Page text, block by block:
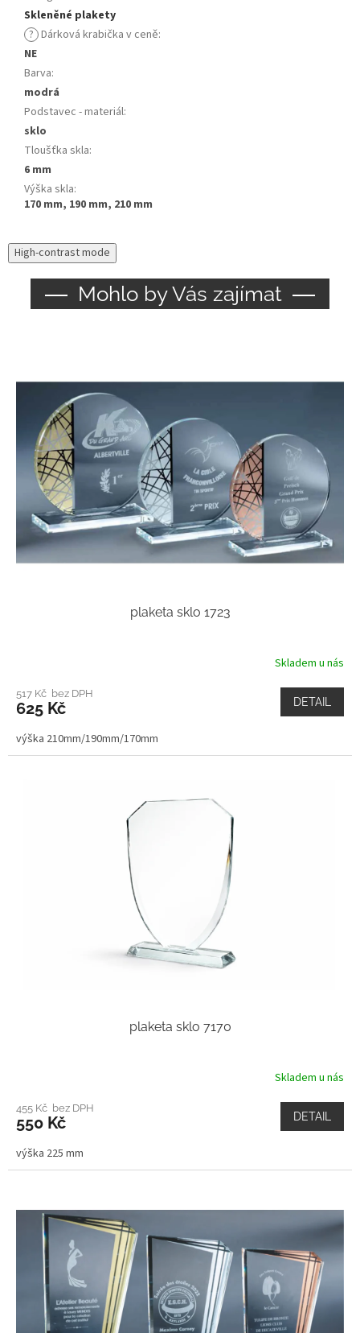
Skleněné plakety
? Dárková krabička v ceně:
NE
Barva:
modrá
Podstavec - materiál:
sklo
Tloušťka skla:
6 mm
Výška skla:
170 mm, 190 mm, 210 mm
High-contrast mode
Mohlo by Vás zajímat
plaketa sklo 1723
Skladem u nás
517 Kč bez DPH
625 Kč DETAIL
výška 210mm/190mm/170mm
plaketa sklo 7170
Skladem u nás
455 Kč bez DPH
550 Kč DETAIL
výška 225 mm